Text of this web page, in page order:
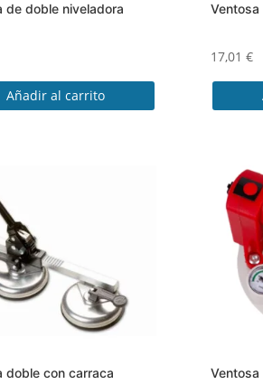
de doble niveladora
Añadir al carrito
17,01 €
doble con carraca Ventosa